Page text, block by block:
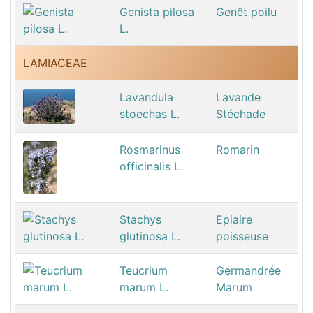
Genista pilosa
L.
Genêt poilu
LAMIACEAE
Lavandula
stoechas L.
Lavande
Stéchade
Rosmarinus
officinalis L.
Romarin
Stachys
glutinosa L.
Epiaire
poisseuse
Teucrium
marum L.
Germandrée
Marum